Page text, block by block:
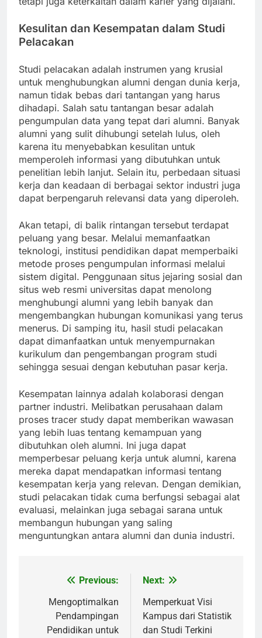
Kesulitan dan Kesempatan dalam Studi
Pelacakan
Studi pelacakan adalah instrumen yang krusial
untuk menghubungkan alumni dengan dunia kerja,
namun tidak bebas dari tantangan yang harus
dihadapi. Salah satu tantangan besar adalah
pengumpulan data yang tepat dari alumni. Banyak
alumni yang sulit dihubungi setelah lulus, oleh
karena itu menyebabkan kesulitan untuk
memperoleh informasi yang dibutuhkan untuk
penelitian lebih lanjut. Selain itu, perbedaan situasi
kerja dan keadaan di berbagai sektor industri juga
dapat berpengaruh relevansi data yang diperoleh.
Akan tetapi, di balik rintangan tersebut terdapat
peluang yang besar. Melalui memanfaatkan
teknologi, institusi pendidikan dapat memperbaiki
metode proses pengumpulan informasi melalui
sistem digital. Penggunaan situs jejaring sosial dan
situs web resmi universitas dapat menolong
menghubungi alumni yang lebih banyak dan
mengembangkan hubungan komunikasi yang terus
menerus. Di samping itu, hasil studi pelacakan
dapat dimanfaatkan untuk menyempurnakan
kurikulum dan pengembangan program studi
sehingga sesuai dengan kebutuhan pasar kerja.
Kesempatan lainnya adalah kolaborasi dengan
partner industri. Melibatkan perusahaan dalam
proses tracer study dapat memberikan wawasan
yang lebih luas tentang kemampuan yang
dibutuhkan oleh alumni. Ini juga dapat
memperbesar peluang kerja untuk alumni, karena
mereka dapat mendapatkan informasi tentang
kesempatan kerja yang relevan. Dengan demikian,
studi pelacakan tidak cuma berfungsi sebagai alat
evaluasi, melainkan juga sebagai sarana untuk
membangun hubungan yang saling
menguntungkan antara alumni dan dunia industri.
navigation
Previous:
Mengoptimalkan
Pendampingan
Pendidikan untuk
Next:
Memperkuat Visi
Kampus dari Statistik
dan Studi Terkini